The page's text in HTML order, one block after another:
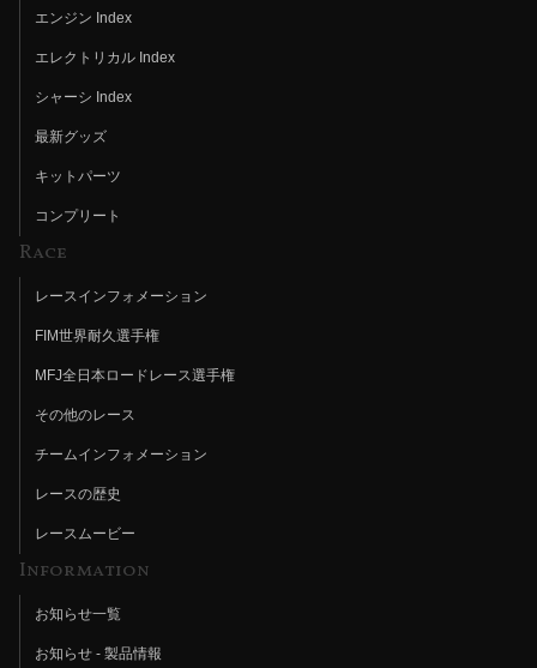
エンジン Index
エレクトリカル Index
シャーシ Index
最新グッズ
キットパーツ
コンプリート
Race
レースインフォメーション
FIM世界耐久選手権
MFJ全日本ロードレース選手権
その他のレース
チームインフォメーション
レースの歴史
レースムービー
Information
お知らせ一覧
お知らせ - 製品情報